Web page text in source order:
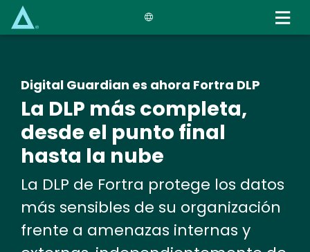
Digital Guardian es ahora Fortra DLP
La DLP más completa,
desde el punto final
hasta la nube
La DLP de Fortra protege los datos
más sensibles de su organización
frente a amenazas internas y